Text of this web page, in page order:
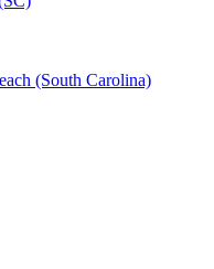
(South Carolina)